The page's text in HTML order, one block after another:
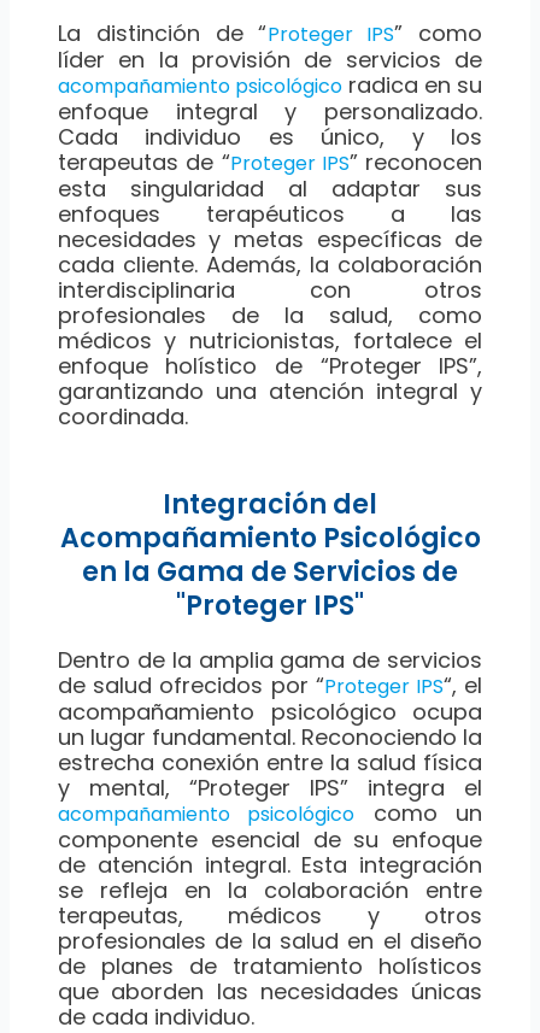
La distinción de “Proteger IPS” como
líder en la provisión de servicios de
acompañamiento psicológicoradica en su
enfoque integral y personalizado.
Cada individuo es único, y los
terapeutas de “Proteger IPS” reconocen
esta singularidad al adaptar sus
enfoques terapéuticos a las
necesidades y metas específicas de
cada cliente. Además, la colaboración
interdisciplinaria con otros
profesionales de la salud, como
médicos y nutricionistas, fortalece el
enfoque holístico de “Proteger IPS”,
garantizando una atención integral y
coordinada.
Integración del
Acompañamiento Psicológico
en la Gama de Servicios de
"Proteger IPS"
Dentro de la amplia gama de servicios
de salud ofrecidos por “Proteger IPS“, el
acompañamiento psicológico ocupa
un lugar fundamental. Reconociendo la
estrecha conexión entre la salud física
y mental, “Proteger IPS” integra el
acompañamiento psicológico como un
componente esencial de su enfoque
de atención integral. Esta integración
se refleja en la colaboración entre
terapeutas, médicos y otros
profesionales de la salud en el diseño
de planes de tratamiento holísticos
que aborden las necesidades únicas
de cada individuo.